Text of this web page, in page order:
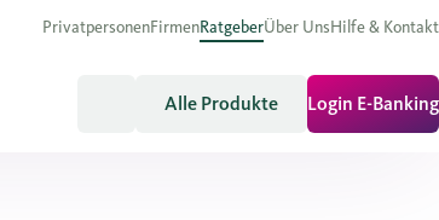
PrivatpersonenFirmenRatgeberÜber UnsHilfe & Kontakt
Alle Produkte Login E-Banking